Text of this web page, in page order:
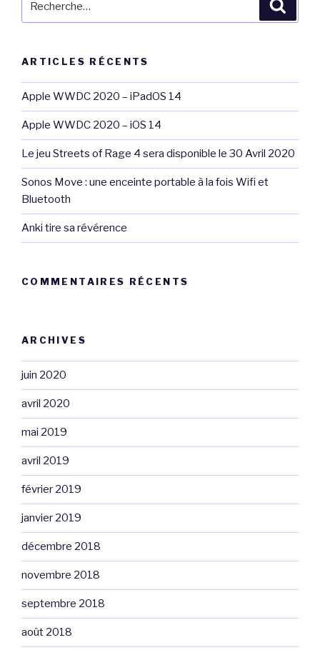
pour
ARTICLES RÉCENTS
Apple WWDC 2020 – iPadOS 14
Apple WWDC 2020 – iOS 14
Le jeu Streets of Rage 4 sera disponible le 30 Avril 2020
Sonos Move : une enceinte portable à la fois Wifi et
Bluetooth
Anki tire sa révérence
COMMENTAIRES RÉCENTS
ARCHIVES
juin 2020
avril 2020
mai 2019
avril 2019
février 2019
janvier 2019
décembre 2018
novembre 2018
septembre 2018
août 2018